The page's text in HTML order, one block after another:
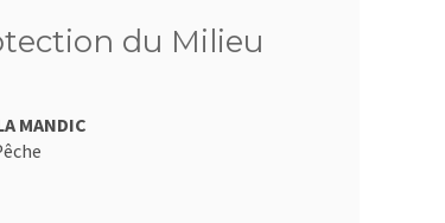
du Milieu
MANDIC